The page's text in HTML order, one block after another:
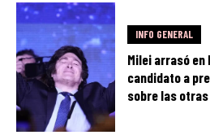
INFO GENERAL
Milei arrasó
candidato a
sobre las